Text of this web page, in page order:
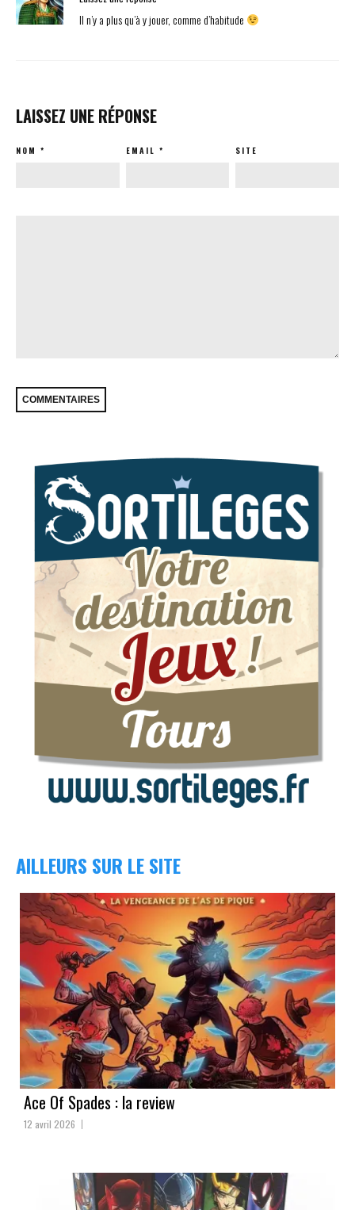
Il n’y a plus qu’à y jouer, comme d’habitude
LAISSEZ UNE RÉPONSE
NOM * EMAIL * SITE
AILLEURS SUR LE SITE
Ace Of Spades : la review
12 avril 2026